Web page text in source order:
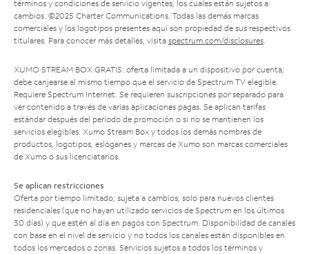
términos y condiciones de servicio vigentes, los cuales están sujetos a
cambios. ©2025 Charter Communications. Todas las demás marcas
comerciales y los logotipos presentes aquí son propiedad de sus respectivos
titulares. Para conocer más detalles, visita spectrum.com/disclosures.
XUMO STREAM BOX GRATIS: oferta limitada a un dispositivo por cuenta;
debe canjearse al mismo tiempo que el servicio de Spectrum TV elegible.
Requiere Spectrum Internet. Se requieren suscripciones por separado para
ver contenido a través de varias aplicaciones pagas. Se aplican tarifas
estándar después del período de promoción o si no se mantienen los
servicios elegibles. Xumo Stream Box y todos los demás nombres de
productos, logotipos, eslóganes y marcas de Xumo son marcas comerciales
de Xumo o sus licenciatarios.
Se aplican restricciones
Oferta por tiempo limitado; sujeta a cambios; solo para nuevos clientes
residenciales (que no hayan utilizado servicios de Spectrum en los últimos
30 días) y que estén al día en pagos con Spectrum. Disponibilidad de canales
con base en el nivel de servicio y no todos los canales están disponibles en
todos los mercados o zonas. Servicios sujetos a todos los términos y